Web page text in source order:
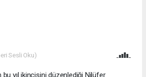
Sesli Oku)
bu yıl ikincisini düzenlediği Nilüfer